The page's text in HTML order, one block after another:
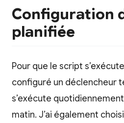
Configuration
planifiée
Pour que le script
configuré un déclencheur
s’exécute
matin. J’ai également